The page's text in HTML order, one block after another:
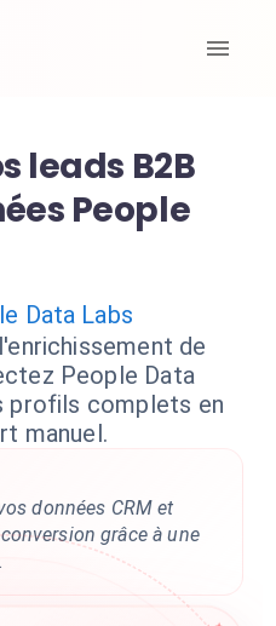
leads B2B
People
Data Labs
de
People Data
profils complets en
manuel.
données CRM et
grâce à une